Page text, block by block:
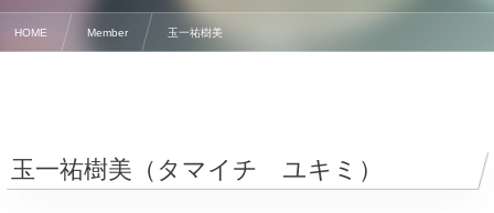
HOME Member 玉一祐樹美
玉一祐樹美（タマイチ ユキミ）